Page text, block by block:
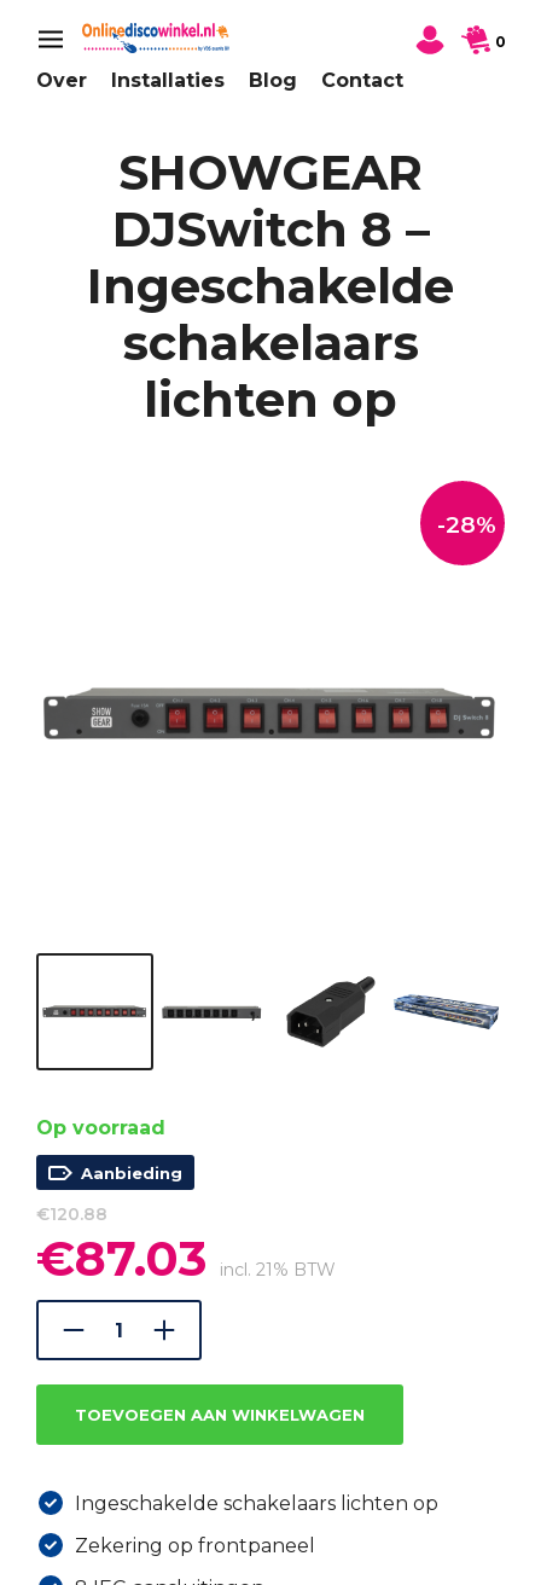
Over Installaties Blog Contact
0
SHOWGEAR
DJSwitch 8 –
Ingeschakelde
schakelaars
lichten op
-28%
Op voorraad
Aanbieding
€120.88
Oorspronkelijke
prijs
was:
€120.88.
€87.03 prijs
incl. 21% BTW
TOEVOEGEN AAN WINKELWAGEN
Ingeschakelde schakelaars lichten op
Zekering op frontpaneel